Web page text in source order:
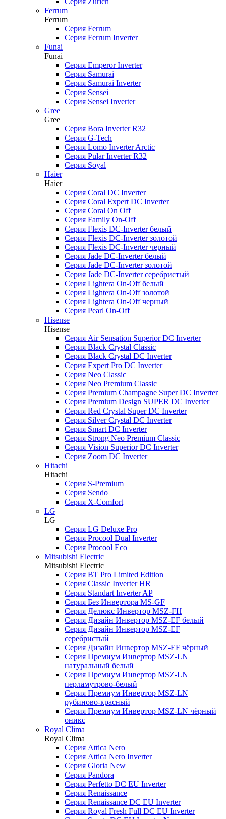
Ferrum
Ferrum
Серия Ferrum
Серия Ferrum Inverter
Funai
Funai
Серия Emperor Inverter
Серия Samurai
Серия Samurai Inverter
Серия Sensei
Серия Sensei Inverter
Gree
Gree
Серия Bora Inverter R32
Серия G-Tech
Серия Lomo Inverter Arctic
Серия Pular Inverter R32
Серия Soyal
Haier
Haier
Серия Coral DC Inverter
Серия Coral Expert DC Inverter
Серия Coral On Off
Серия Family On-Off
Серия Flexis DC-Inverter белый
Серия Flexis DC-Inverter золотой
Серия Flexis DC-Inverter черный
Серия Jade DC-Inverter белый
Серия Jade DC-Inverter золотой
Серия Jade DC-Inverter серебристый
Серия Lightera On-Off белый
Серия Lightera On-Off золотой
Серия Lightera On-Off черный
Серия Pearl On-Off
Hisense
Hisense
Серия Air Sensation Superior DC Inverter
Серия Black Crystal Classic
Серия Black Crystal DC Inverter
Серия Expert Pro DC Inverter
Серия Neo Classic
Серия Neo Premium Classic
Серия Premium Champagne Super DC Inverter
Серия Premium Design SUPER DC Inverter
Серия Red Crystal Super DC Inverter
Серия Silver Crystal DC Inverter
Серия Smart DC Inverter
Серия Strong Neo Premium Classic
Серия Vision Superior DC Inverter
Серия Zoom DC Inverter
Hitachi
Hitachi
Серия S-Premium
Серия Sendo
Серия X-Comfort
LG
LG
Серия LG Deluxe Pro
Серия Procool Dual Inverter
Серия Procool Eco
Mitsubishi Electric
Mitsubishi Electric
Серия BT Pro Limited Edition
Серия Classic Inverter HR
Серия Standart Inverter AP
Серия Без Инвертора MS-GF
Серия Делюкс Инвертор MSZ-FH
Серия Дизайн Инвертор MSZ-EF белый
Серия Дизайн Инвертор MSZ-EF
серебристый
Серия Дизайн Инвертор MSZ-EF чёрный
Серия Премиум Инвертор MSZ-LN
натуральный белый
Серия Премиум Инвертор MSZ-LN
перламутрово-белый
Серия Премиум Инвертор MSZ-LN
рубиново-красный
Серия Премиум Инвертор MSZ-LN чёрный
оникс
Royal Clima
Royal Clima
Серия Attica Nero
Серия Attica Nero Inverter
Серия Gloria New
Серия Pandora
Серия Perfetto DC EU Inverter
Серия Renaissance
Серия Renaissance DC EU Inverter
Серия Royal Fresh Full DC EU Inverter